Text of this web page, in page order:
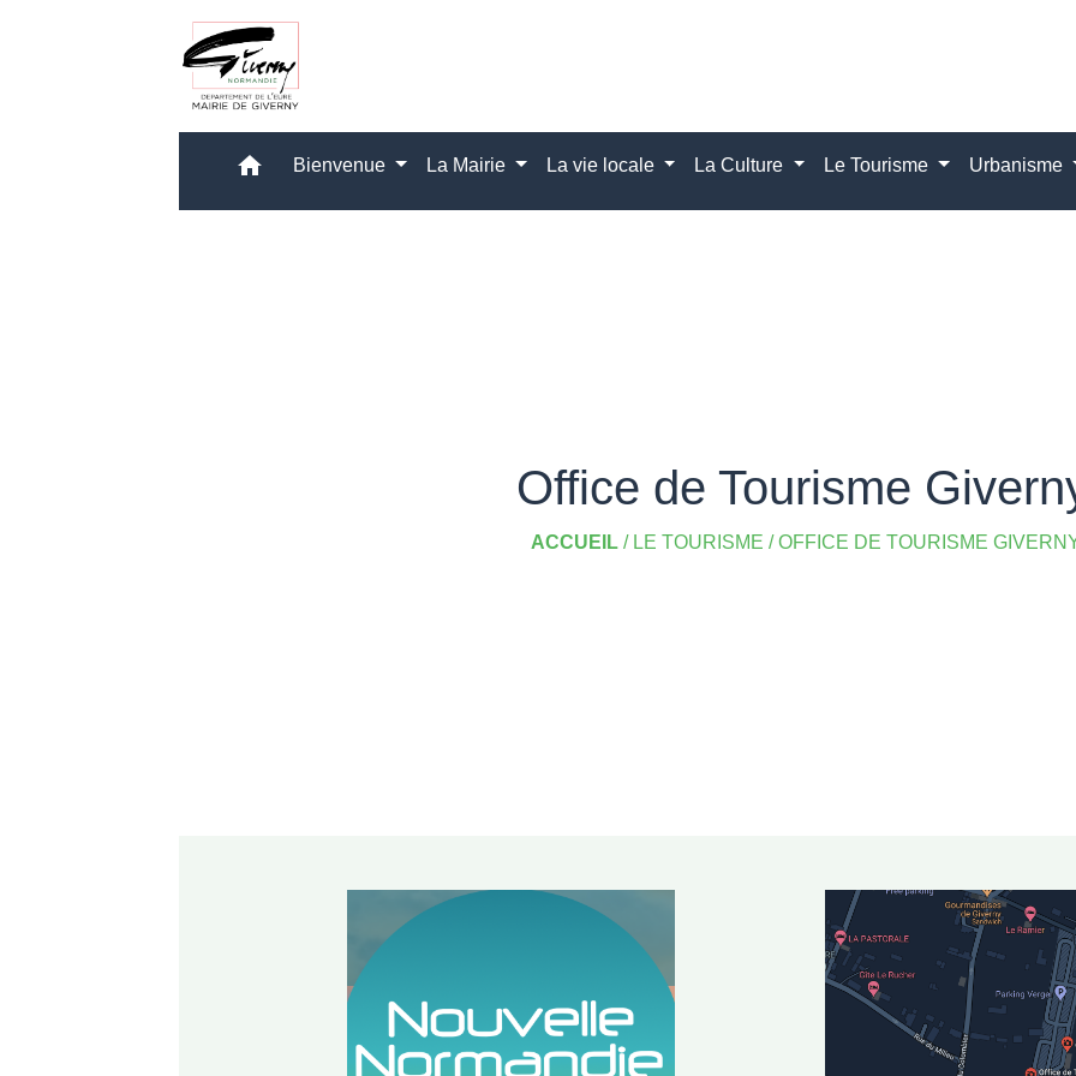
home Bienvenue La Mairie La vie locale La Culture Le Tourisme Urbanisme
Office de Tourisme
ACCUEIL / LE TOURISME /OFFICE DE TOURISME